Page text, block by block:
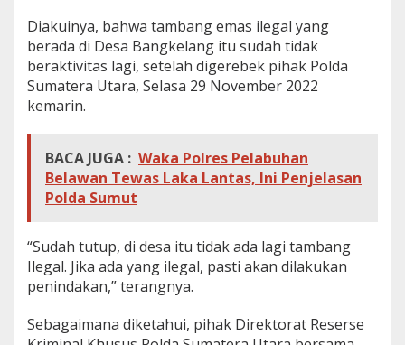
Diakuinya, bahwa tambang emas ilegal yang
berada di Desa Bangkelang itu sudah tidak
beraktivitas lagi, setelah digerebek pihak Polda
Sumatera Utara, Selasa 29 November 2022
kemarin.
BACA JUGA : Waka Polres Pelabuhan
Belawan Tewas Laka Lantas, Ini Penjelasan
Polda Sumut
“Sudah tutup, di desa itu tidak ada lagi tambang
Ilegal. Jika ada yang ilegal, pasti akan dilakukan
penindakan,” terangnya.
Sebagaimana diketahui, pihak Direktorat Reserse